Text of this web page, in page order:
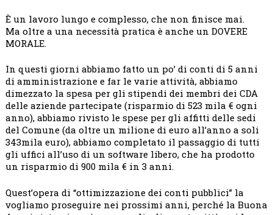
È un lavoro lungo e complesso, che non finisce mai.
Ma oltre a una necessità pratica è anche un DOVERE
MORALE.
In questi giorni abbiamo fatto un po’ di conti di 5 anni
di amministrazione e far le varie attività, abbiamo
dimezzato la spesa per gli stipendi dei membri dei CDA
delle aziende partecipate (risparmio di 523 mila € ogni
anno), abbiamo rivisto le spese per gli affitti delle sedi
del Comune (da oltre un milione di euro all’anno a soli
343mila euro), abbiamo completato il passaggio di tutti
gli uffici all’uso di un software libero, che ha prodotto
un risparmio di 900 mila € in 3 anni.
Quest’opera di “ottimizzazione dei conti pubblici” la
vogliamo proseguire nei prossimi anni, perché la Buona